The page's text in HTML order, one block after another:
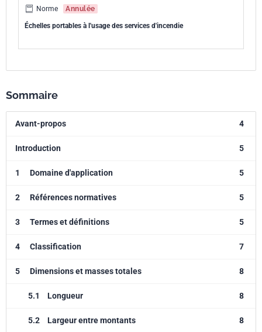
Norme
Annulée
Échelles portables à l'usage des services d'incendie
Sommaire
Avant-propos 4
Introduction 5
1 Domaine d'application 5
2 Références normatives 5
3 Termes et définitions 5
4 Classification 7
5 Dimensions et masses totales 8
5.1 Longueur 8
5.2 Largeur entre montants 8